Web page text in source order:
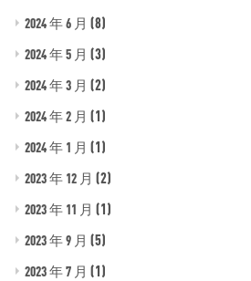
2024 年 6 月 (8)
2024 年 5 月 (3)
2024 年 3 月 (2)
2024 年 2 月 (1)
2024 年 1 月 (1)
2023 年 12 月 (2)
2023 年 11 月 (1)
2023 年 9 月 (5)
2023 年 7 月 (1)